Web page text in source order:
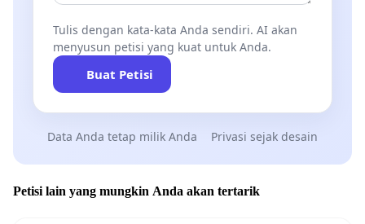
Tulis dengan kata-kata Anda sendiri. AI akan
menyusun petisi yang kuat untuk Anda.
Buat Petisi
Data Anda tetap milik Anda Privasi sejak desain
Petisi lain yang mungkin Anda akan tertarik